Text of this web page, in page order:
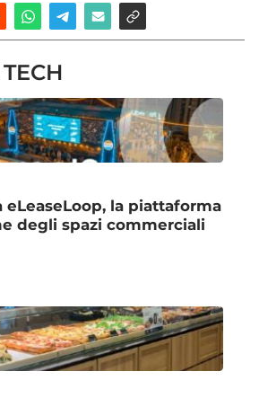
eLeaseLoop, la piattaforma
degli spazi commerciali